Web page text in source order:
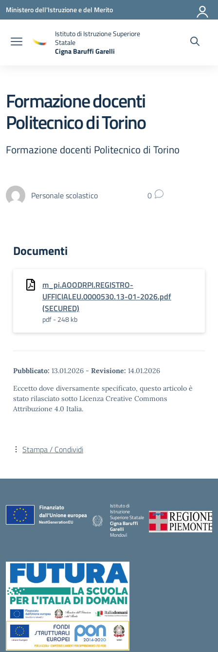
Vai ai contenuti
Vai al menu di navigazione
Vai al footer
Ministero dell'Istruzione e del Merito
Istituto di Istruzione Superiore
Statale
Cigna Baruffi Garelli
Formazione docenti
Politecnico di Torino
Formazione docenti Politecnico di Torino
Personale scolastico 0
Documenti
m_pi.AOODRPI.REGISTRO-
UFFICIALEU.0000530.13-01-2026.pdf
(SECURED)
pdf - 248 kb
Pubblicato: 13.01.2026 - Revisione: 14.01.2026
Eccetto dove diversamente specificato, questo articolo è
stato rilasciato sotto Licenza Creative Commons
Attribuzione 4.0 Italia.
Stampa / Condividi
Istituto di
Istruzione
Superiore Statale
Cigna Baruffi
Garelli
Mondovì